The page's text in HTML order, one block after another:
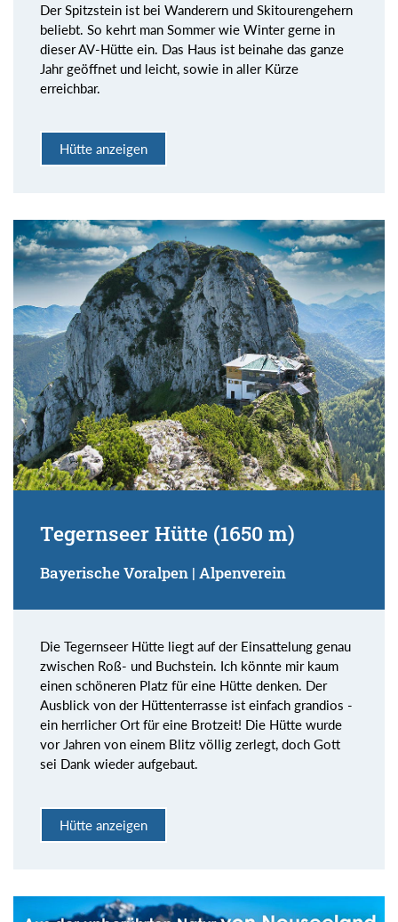
Der Spitzstein ist bei Wanderern und Skitourengehern
beliebt. So kehrt man Sommer wie Winter gerne in
dieser AV-Hütte ein. Das Haus ist beinahe das ganze
Jahr geöffnet und leicht, sowie in aller Kürze
erreichbar.
Hütte anzeigen
Tegernseer Hütte (1650 m)
Bayerische Voralpen | Alpenverein
Die Tegernseer Hütte liegt auf der Einsattelung genau
zwischen Roß- und Buchstein. Ich könnte mir kaum
einen schöneren Platz für eine Hütte denken. Der
Ausblick von der Hüttenterrasse ist einfach grandios -
ein herrlicher Ort für eine Brotzeit! Die Hütte wurde
vor Jahren von einem Blitz völlig zerlegt, doch Gott
sei Dank wieder aufgebaut.
Hütte anzeigen